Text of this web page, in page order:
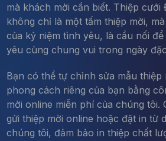
mà khách mời cần biết. Thiệp
không chỉ là một tấm thiệp mời,
của kỷ niệm tình yêu, là cầu nối
yêu cùng chung vui trong ngày
Bạn có thể tự chỉnh sửa mẫu thiệp
phong cách riêng của bạn bằng
mời online miễn phí của chúng tôi.
gửi thiệp mời online hoặc đặt in từ
chúng tôi, đảm bảo in thiệp chất